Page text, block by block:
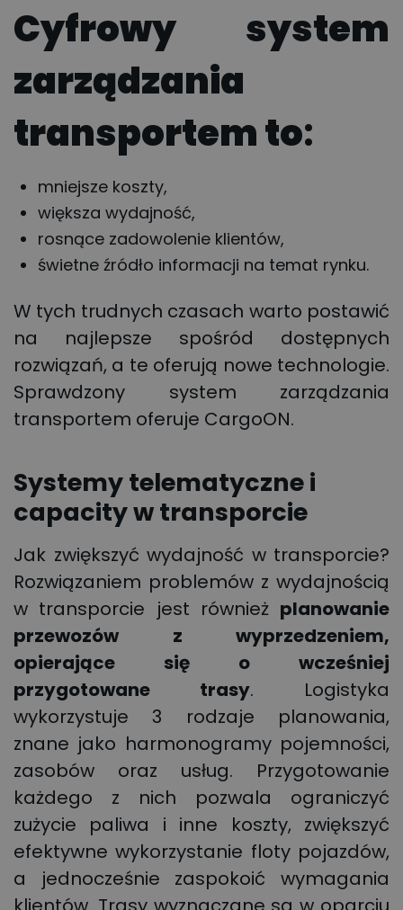
Cyfrowy system
zarządzania
transportem to:
mniejsze koszty,
większa wydajność,
rosnące zadowolenie klientów,
świetne źródło informacji na temat rynku.
W tych trudnych czasach warto postawić
na najlepsze spośród dostępnych
rozwiązań, a te oferują nowe technologie.
Sprawdzony system zarządzania
transportem oferuje CargoON.
Systemy telematyczne i
capacity w transporcie
Jak zwiększyć wydajność w transporcie?
Rozwiązaniem problemów z wydajnością
w transporcie jest również planowanie
przewozów z wyprzedzeniem,
opierające się o wcześniej
przygotowane trasy. Logistyka
wykorzystuje 3 rodzaje planowania,
znane jako harmonogramy pojemności,
zasobów oraz usług. Przygotowanie
każdego z nich pozwala ograniczyć
zużycie paliwa i inne koszty, zwiększyć
efektywne wykorzystanie floty pojazdów,
a jednocześnie zaspokoić wymagania